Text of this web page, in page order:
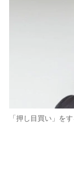
「押し目買い」を